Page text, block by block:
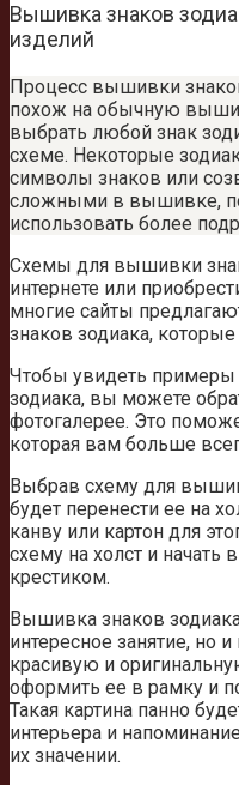
Вышивка знаков
изделий
Процесс вышивки
похож на обычную
выбрать любой знак
схеме. Некоторые
символы знаков или
сложными в вышивке,
использовать более
Схемы для вышивки
интернете или
многие сайты
знаков зодиака,
Чтобы увидеть
зодиака, вы можете
фотогалерее. Это
которая вам больше
Выбрав схему для
будет перенести ее на
канву или картон для
схему на холст и начать
крестиком.
Вышивка знаков
интересное занятие, но
красивую и
оформить ее в рамку и
Такая картина панно
интерьера и
их значении.